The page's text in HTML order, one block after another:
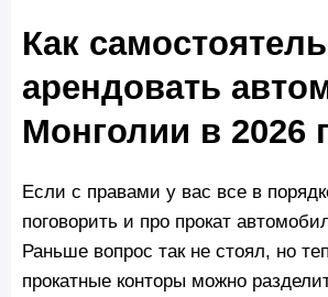
Как
арендовать
Монголии в 2026
Если с правами у вас все в
поговорить и про прокат
Раньше вопрос так не стоял, но
прокатные конторы можно